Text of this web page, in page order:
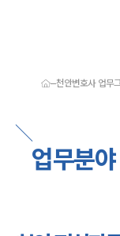
서울·대전·천안변호사
천안형사전문변호사
천안이혼전문변호사
천안학교폭력변호사
천안변호사 업무
업무분야